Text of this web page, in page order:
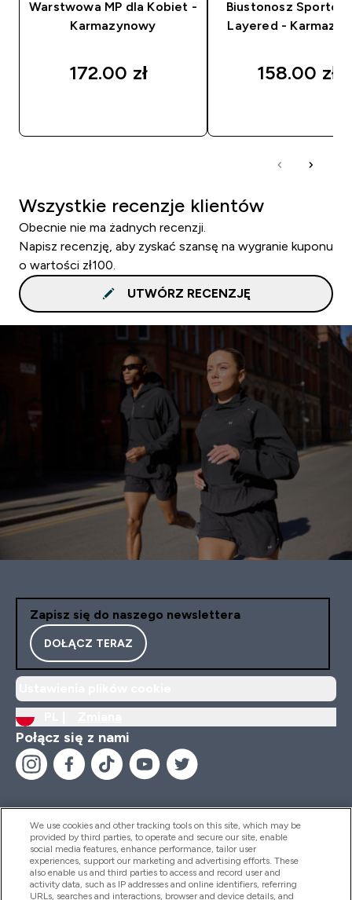
Warstwowa MP dla Kobiet -
Karmazynowy
172.00 zł‎
Biustonosz
Layered -
158.00 zł‎
Wszystkie recenzje klientów
Obecnie nie ma żadnych recenzji.
Napisz recenzję, aby zyskać szansę na wygranie kuponu
o wartości zł100.
UTWÓRZ RECENZJĘ
Zapisz się do naszego newslettera
DOŁĄCZ TERAZ
Połącz się z nami
Pomoc I Informacja
Produkty
We use cookies and other tracking tools on this site, which may be
provided by third parties, to operate and secure our site, enable
social media features, enhance performance, tailor user
experiences, support our marketing and advertising efforts. These
also enable us and third parties to access and record user and
activity data, such as IP addresses and online identifiers, referring
URLs, searches and interactions, browser and device details, and